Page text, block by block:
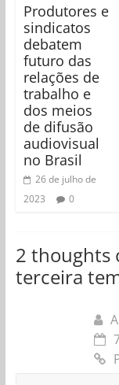
Produtores e
sindicatos
debatem
futuro das
relações de
trabalho e
dos meios
de difusão
audiovisual
no Brasil
26 de julho de
2023
0
2 thoughts
terceira